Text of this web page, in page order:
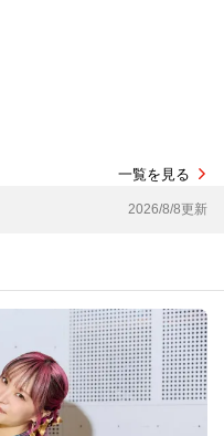
一覧を見る
2026/8/8更新